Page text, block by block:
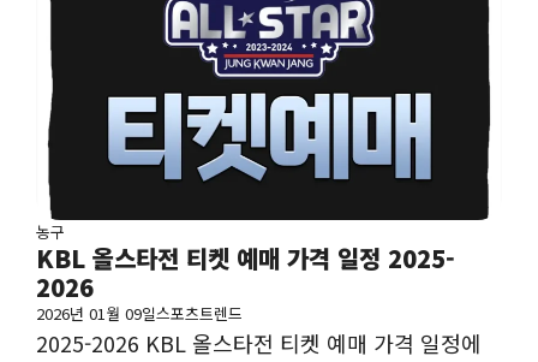
농구
KBL 올스타전 티켓 예매 가격 일정 2025-
2026
2026년 01월 09일스포츠트렌드
2025-2026 KBL 올스타전 티켓 예매 가격 일정에